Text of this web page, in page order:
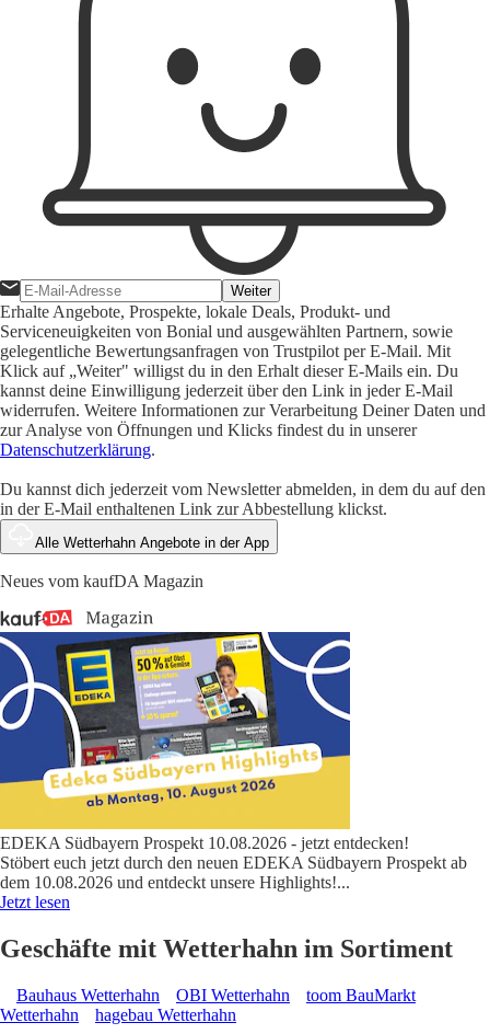
Weiter
Erhalte Angebote, Prospekte, lokale Deals, Produkt- und
Serviceneuigkeiten von Bonial und ausgewählten Partnern, sowie
gelegentliche Bewertungsanfragen von Trustpilot per E-Mail. Mit
Klick auf „Weiter" willigst du in den Erhalt dieser E-Mails ein. Du
kannst deine Einwilligung jederzeit über den Link in jeder E-Mail
widerrufen. Weitere Informationen zur Verarbeitung Deiner Daten und
zur Analyse von Öffnungen und Klicks findest du in unserer
Datenschutzerklärung.
Du kannst dich jederzeit vom Newsletter abmelden, in dem du auf den
in der E-Mail enthaltenen Link zur Abbestellung klickst.
Alle Wetterhahn Angebote in der App
Neues vom kaufDA Magazin
EDEKA Südbayern Prospekt 10.08.2026 - jetzt entdecken!
Stöbert euch jetzt durch den neuen EDEKA Südbayern Prospekt ab
dem 10.08.2026 und entdeckt unsere Highlights!...
Jetzt lesen
Geschäfte mit Wetterhahn im Sortiment
Bauhaus Wetterhahn OBI Wetterhahn
toom BauMarkt
Wetterhahn
hagebau Wetterhahn